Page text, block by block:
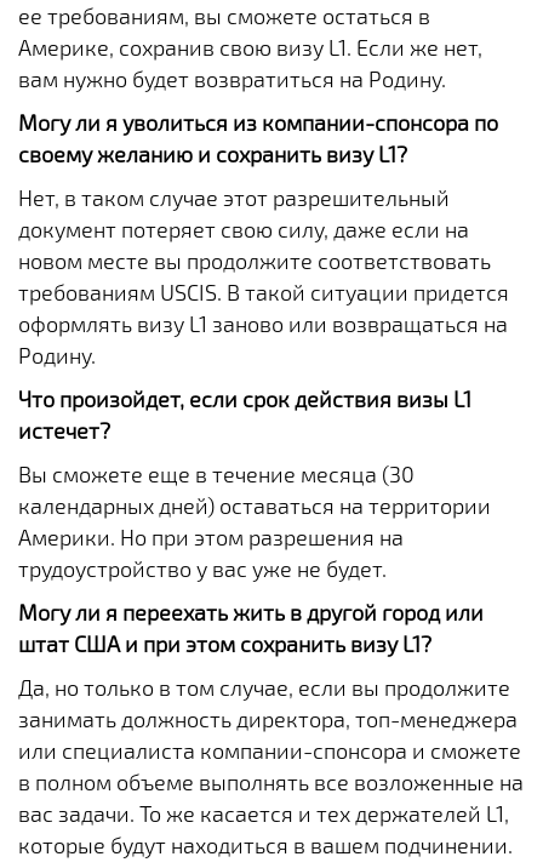
ее требованиям, вы сможете остаться в
Америке, сохранив свою визу L1. Если же нет,
вам нужно будет возвратиться на Родину.
Могу ли я уволиться из компании-спонсора по
своему желанию и сохранить визу L1?
Нет, в таком случае этот разрешительный
документ потеряет свою силу, даже если на
новом месте вы продолжите соответствовать
требованиям USCIS. В такой ситуации придется
оформлять визу L1 заново или возвращаться на
Родину.
Что произойдет, если срок действия визы L1
истечет?
Вы сможете еще в течение месяца (30
календарных дней) оставаться на территории
Америки. Но при этом разрешения на
трудоустройство у вас уже не будет.
Могу ли я переехать жить в другой город или
штат США и при этом сохранить визу L1?
Да, но только в том случае, если вы продолжите
занимать должность директора, топ-менеджера
или специалиста компании-спонсора и сможете
в полном объеме выполнять все возложенные на
вас задачи. То же касается и тех держателей L1,
которые будут находиться в вашем подчинении.